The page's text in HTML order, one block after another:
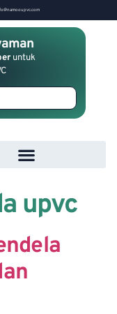
untuk
upvc